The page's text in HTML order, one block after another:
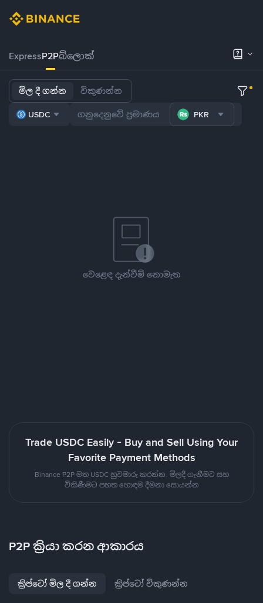
ExpressP2Pබ්ලොක්
මිල දී ගන්න විකුණන්න
USDC PKR
වෙළෙඳ දැන්වීම් නොමැත
Trade USDC Easily - Buy and Sell Using Your
Favorite Payment Methods
Binance P2P මත USDC හුවමාරු කරන්න. මිලදී ගැනීමට සහ
විකිණීමට පහත හොඳම දීමනා සොයන්න
P2P ක්‍රියා කරන ආකාරය
ක්‍රිප්ටෝ මිල දී ගන්න ක්‍රිප්ටෝ විකුණන්න